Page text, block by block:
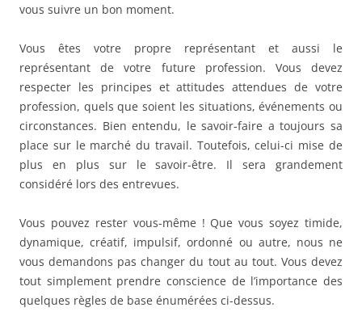
vous suivre un bon moment.
Vous êtes votre propre représentant et aussi le
représentant de votre future profession. Vous devez
respecter les principes et attitudes attendues de votre
profession, quels que soient les situations, événements ou
circonstances. Bien entendu, le savoir-faire a toujours sa
place sur le marché du travail. Toutefois, celui-ci mise de
plus en plus sur le savoir-être. Il sera grandement
considéré lors des entrevues.
Vous pouvez rester vous-même ! Que vous soyez timide,
dynamique, créatif, impulsif, ordonné ou autre, nous ne
vous demandons pas changer du tout au tout. Vous devez
tout simplement prendre conscience de l’importance des
quelques règles de base énumérées ci-dessus.